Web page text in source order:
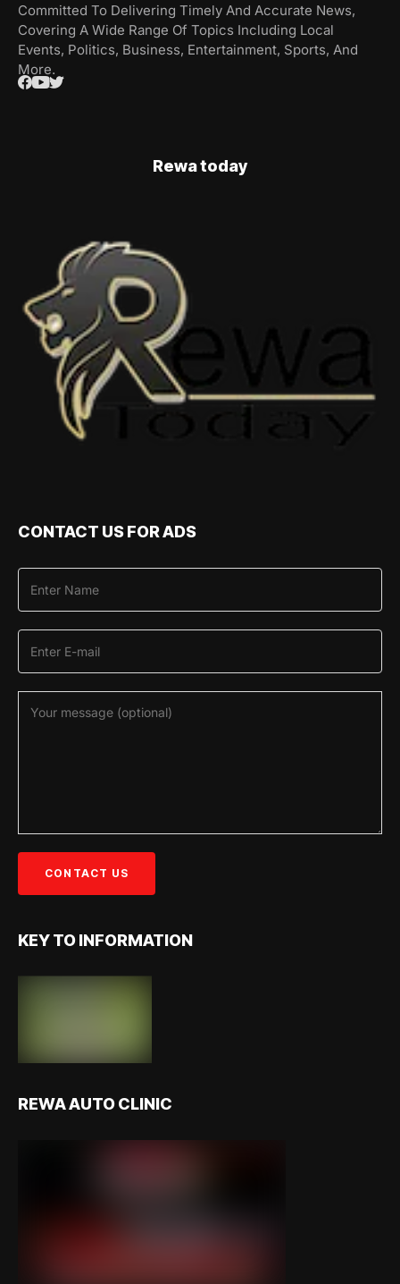
Committed To Delivering Timely And Accurate News,
Covering A Wide Range Of Topics Including Local
Events, Politics, Business, Entertainment, Sports, And
More.
Rewa today
CONTACT US FOR ADS
KEY TO INFORMATION
REWA AUTO CLINIC